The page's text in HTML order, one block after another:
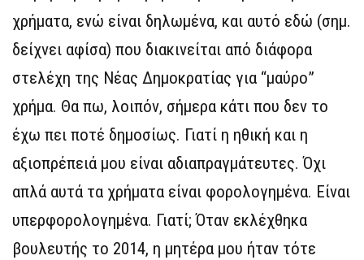
χρήματα, ενώ είναι δηλωμένα, και αυτό εδώ (σημ.
δείχνει αφίσα) που διακινείται από διάφορα
στελέχη της Νέας Δημοκρατίας για “μαύρο”
χρήμα. Θα πω, λοιπόν, σήμερα κάτι που δεν το
έχω πει ποτέ δημοσίως. Γιατί η ηθική και η
αξιοπρέπειά μου είναι αδιαπραγμάτευτες. Όχι
απλά αυτά τα χρήματα είναι φορολογημένα. Είναι
υπερφορολογημένα. Γιατί; Όταν εκλέχθηκα
βουλευτής το 2014, η μητέρα μου ήταν τότε